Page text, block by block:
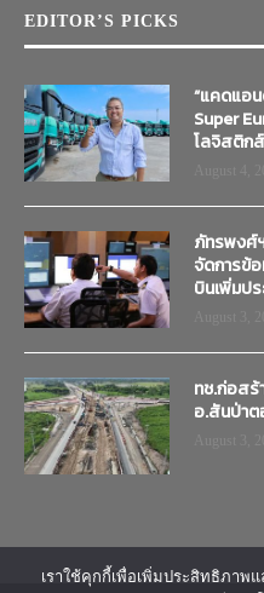
EDITOR’S PICKS
“แคดแอ
Super
โลจิสติก
ภัทรพงศ์
จัดการข้
บินเพิ่มป
ทช.ก่อสร้
อ.สันป่าต
เราใช้คุกกี้เพื่อเพิ่มประสิทธิภาพ